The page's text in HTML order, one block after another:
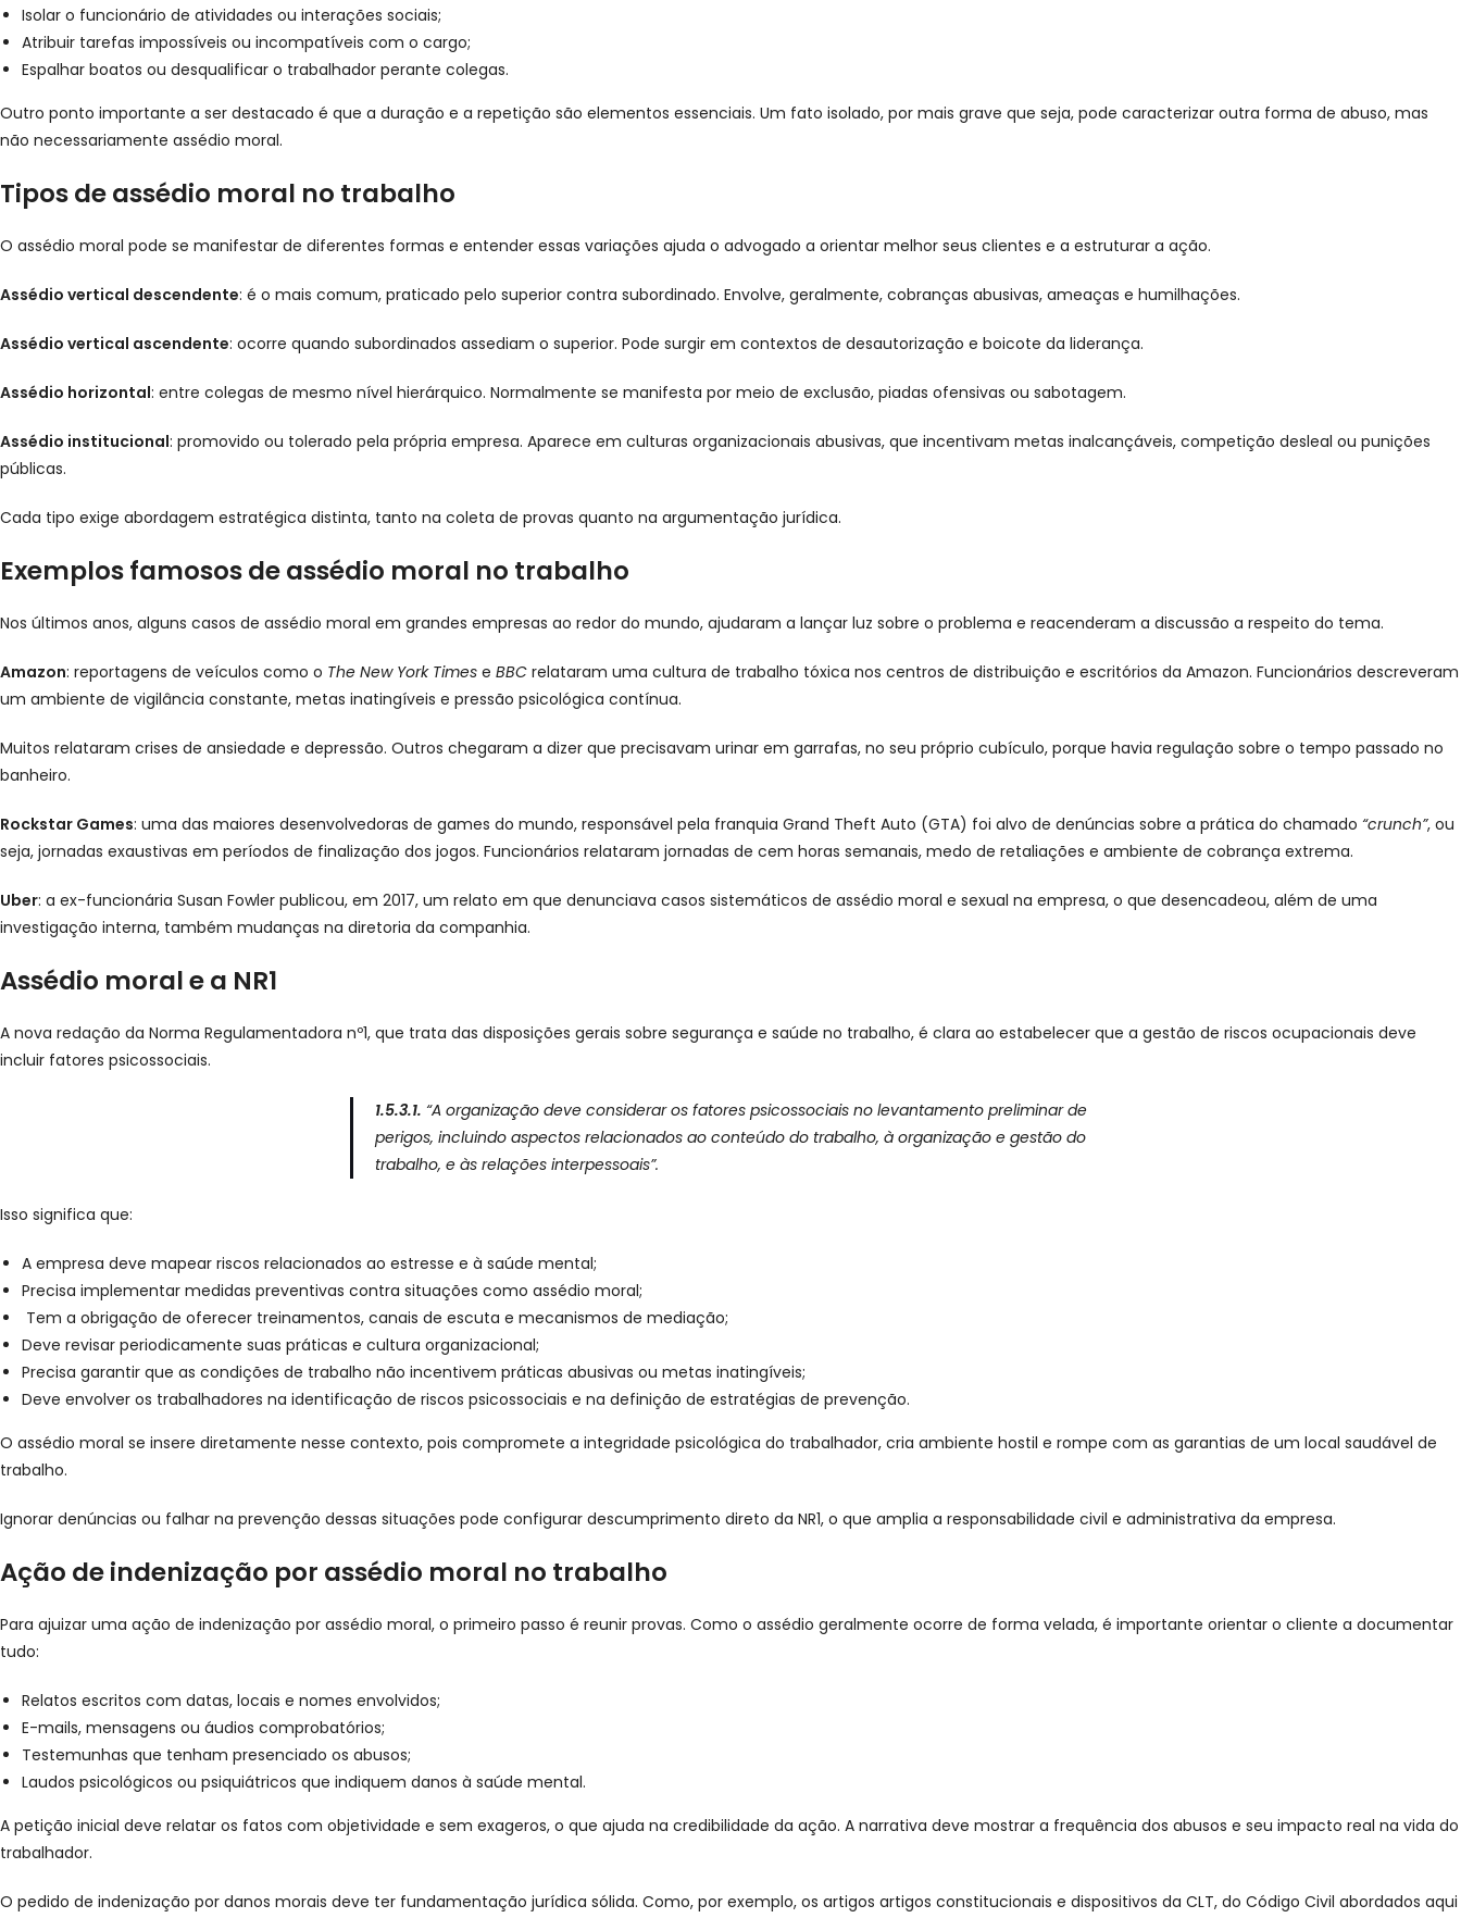
Isolar o funcionário de atividades ou interações sociais;
Atribuir tarefas impossíveis ou incompatíveis com o cargo;
Espalhar boatos ou desqualificar o trabalhador perante colegas.
Outro ponto importante a ser destacado é que a duração e a repetição são elementos essenciais. Um fato isolado, por mais grave que seja, pode caracterizar outra forma de abuso, mas
não necessariamente assédio moral.
Tipos de assédio moral no trabalho
O assédio moral pode se manifestar de diferentes formas e entender essas variações ajuda o advogado a orientar melhor seus clientes e a estruturar a ação.
Assédio vertical descendente: é o mais comum, praticado pelo superior contra subordinado. Envolve, geralmente, cobranças abusivas, ameaças e humilhações.
Assédio vertical ascendente: ocorre quando subordinados assediam o superior. Pode surgir em contextos de desautorização e boicote da liderança.
Assédio horizontal: entre colegas de mesmo nível hierárquico. Normalmente se manifesta por meio de exclusão, piadas ofensivas ou sabotagem.
Assédio institucional: promovido ou tolerado pela própria empresa. Aparece em culturas organizacionais abusivas, que incentivam metas inalcançáveis, competição desleal ou punições
públicas.
Cada tipo exige abordagem estratégica distinta, tanto na coleta de provas quanto na argumentação jurídica.
Exemplos famosos de assédio moral no trabalho
Nos últimos anos, alguns casos de assédio moral em grandes empresas ao redor do mundo, ajudaram a lançar luz sobre o problema e reacenderam a discussão a respeito do tema.
Amazon: reportagens de veículos como o The New York Times e BBC relataram uma cultura de trabalho tóxica nos centros de distribuição e escritórios da Amazon. Funcionários descreveram
um ambiente de vigilância constante, metas inatingíveis e pressão psicológica contínua.
Muitos relataram crises de ansiedade e depressão. Outros chegaram a dizer que precisavam urinar em garrafas, no seu próprio cubículo, porque havia regulação sobre o tempo passado no
banheiro.
Rockstar Games: uma das maiores desenvolvedoras de games do mundo, responsável pela franquia Grand Theft Auto (GTA) foi alvo de denúncias sobre a prática do chamado “crunch”, ou
seja, jornadas exaustivas em períodos de finalização dos jogos. Funcionários relataram jornadas de cem horas semanais, medo de retaliações e ambiente de cobrança extrema.
Uber: a ex-funcionária Susan Fowler publicou, em 2017, um relato em que denunciava casos sistemáticos de assédio moral e sexual na empresa, o que desencadeou, além de uma
investigação interna, também mudanças na diretoria da companhia.
Assédio moral e a NR1
A nova redação da Norma Regulamentadora nº1, que trata das disposições gerais sobre segurança e saúde no trabalho, é clara ao estabelecer que a gestão de riscos ocupacionais deve
incluir fatores psicossociais.
1.5.3.1. “A organização deve considerar os fatores psicossociais no levantamento preliminar de
perigos, incluindo aspectos relacionados ao conteúdo do trabalho, à organização e gestão do
trabalho, e às relações interpessoais”.
Isso significa que:
A empresa deve mapear riscos relacionados ao estresse e à saúde mental;
Precisa implementar medidas preventivas contra situações como assédio moral;
Tem a obrigação de oferecer treinamentos, canais de escuta e mecanismos de mediação;
Deve revisar periodicamente suas práticas e cultura organizacional;
Precisa garantir que as condições de trabalho não incentivem práticas abusivas ou metas inatingíveis;
Deve envolver os trabalhadores na identificação de riscos psicossociais e na definição de estratégias de prevenção.
O assédio moral se insere diretamente nesse contexto, pois compromete a integridade psicológica do trabalhador, cria ambiente hostil e rompe com as garantias de um local saudável de
trabalho.
Ignorar denúncias ou falhar na prevenção dessas situações pode configurar descumprimento direto da NR1, o que amplia a responsabilidade civil e administrativa da empresa.
Ação de indenização por assédio moral no trabalho
Para ajuizar uma ação de indenização por assédio moral, o primeiro passo é reunir provas. Como o assédio geralmente ocorre de forma velada, é importante orientar o cliente a documentar
tudo:
Relatos escritos com datas, locais e nomes envolvidos;
E-mails, mensagens ou áudios comprobatórios;
Testemunhas que tenham presenciado os abusos;
Laudos psicológicos ou psiquiátricos que indiquem danos à saúde mental.
A petição inicial deve relatar os fatos com objetividade e sem exageros, o que ajuda na credibilidade da ação. A narrativa deve mostrar a frequência dos abusos e seu impacto real na vida do
trabalhador.
O pedido de indenização por danos morais deve ter fundamentação jurídica sólida. Como, por exemplo, os artigos artigos constitucionais e dispositivos da CLT, do Código Civil abordados aqui